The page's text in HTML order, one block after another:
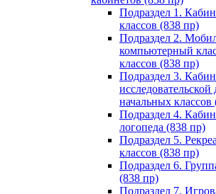
Подраздел 1.
классов (838 пр)
Подраздел 2.
компьютерный
классов (838 пр)
Подраздел 3.
исследовательской
начальных классов
Подраздел 4.
логопеда (838 пр)
Подраздел 5.
классов (838 пр)
Подраздел 6.
(838 пр)
Подраздел 7.